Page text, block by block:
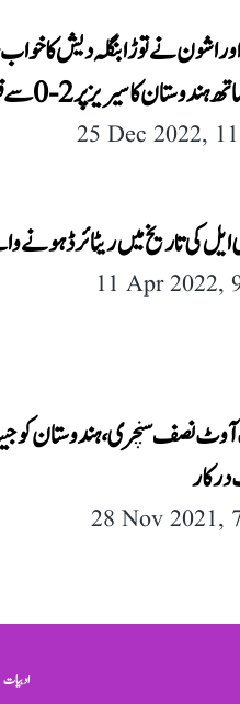
اشون نے توڑا بنگلہ دیش کا
کا سیریز پر 2-0 سے قبضہ
25 Dec 2022,
کی تاریخ میں ریٹائرڈ ہونے
11 Apr 2022,
آوٹ نصف سنچری، ہندوستان
28 Nov 2021,
ادبیات